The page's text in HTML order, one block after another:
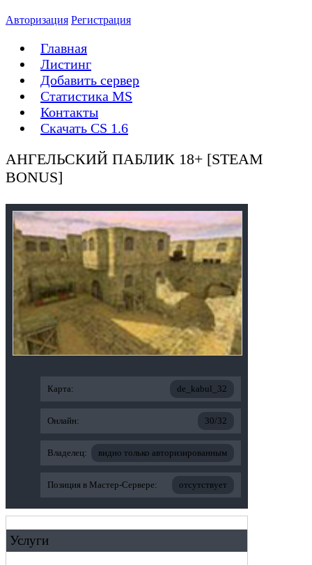
Авторизация Регистрация
Главная
Листинг
Добавить сервер
Статистика MS
Контакты
Скачать CS 1.6
АНГЕЛЬСКИЙ ПАБЛИК 18+ [STEAM
BONUS]
Карта: de_kabul_32
Онлайн: 30/32
Владелец: видно только авторизированным
Позиция в Мастер-Сервере: отсутствует
Услуги